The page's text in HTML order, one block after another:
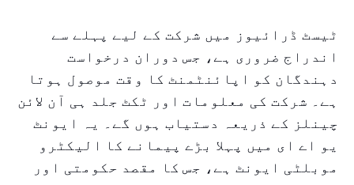
ٹیسٹ ڈرائیوز میں شرکت کے لیے پہلے سے
اندراج ضروری ہے، جس دوران درخواست
دہندگان کو اپائنٹمنٹ کا وقت موصول ہوتا
ہے۔ شرکت کی معلومات اور ٹکٹ جلد ہی آن لائن
چینلز کے ذریعہ دستیاب ہوں گے۔ یہ ایونٹ
یو اے ای میں پہلا بڑے پیمانے کا الیکٹرو
موبلٹی ایونٹ ہے، جس کا مقصد حکومتی اور